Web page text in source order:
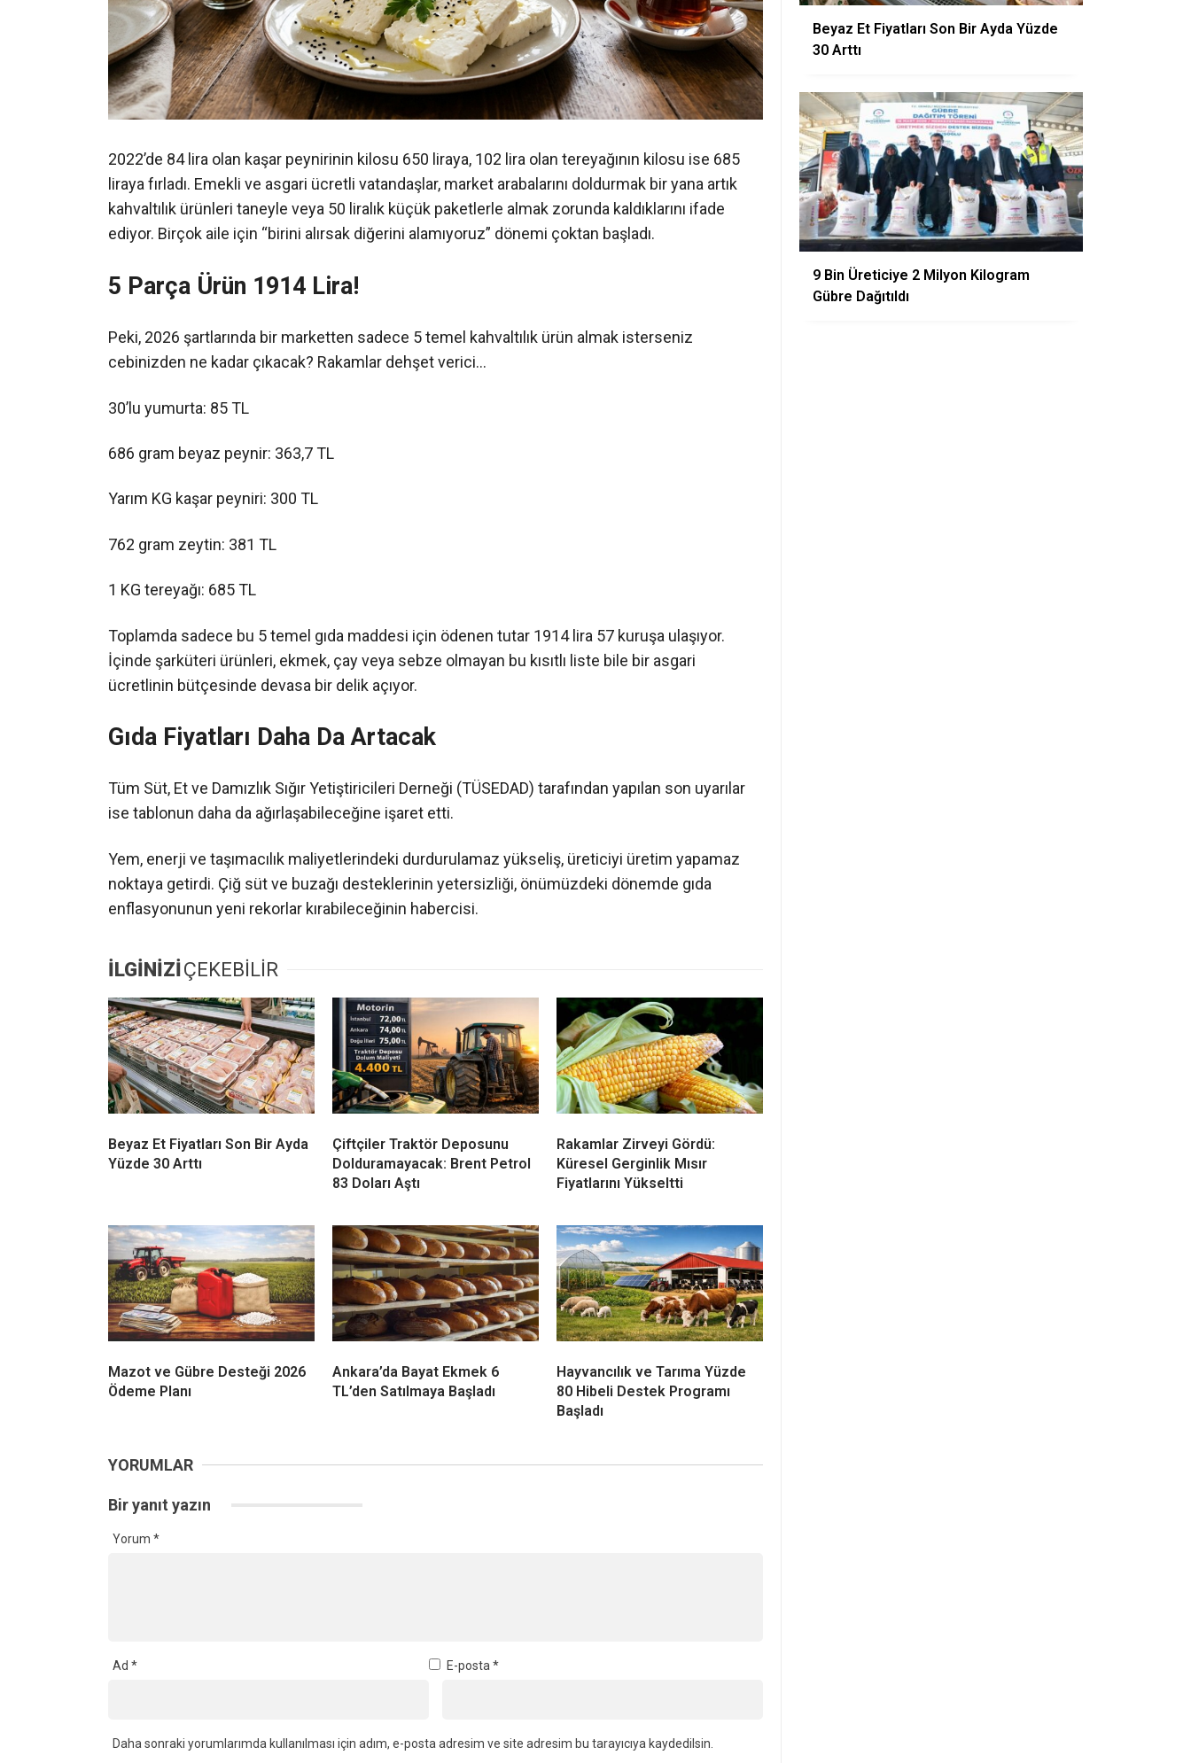
2022’de 84 lira olan kaşar peynirinin kilosu 650 liraya, 102 lira olan tereyağının kilosu ise 685
liraya fırladı. Emekli ve asgari ücretli vatandaşlar, market arabalarını doldurmak bir yana artık
kahvaltılık ürünleri taneyle veya 50 liralık küçük paketlerle almak zorunda kaldıklarını ifade
ediyor. Birçok aile için “birini alırsak diğerini alamıyoruz” dönemi çoktan başladı.
5 Parça Ürün 1914 Lira!
Peki, 2026 şartlarında bir marketten sadece 5 temel kahvaltılık ürün almak isterseniz
cebinizden ne kadar çıkacak? Rakamlar dehşet verici…
30’lu yumurta: 85 TL
686 gram beyaz peynir: 363,7 TL
Yarım KG kaşar peyniri: 300 TL
762 gram zeytin: 381 TL
1 KG tereyağı: 685 TL
Toplamda sadece bu 5 temel gıda maddesi için ödenen tutar 1914 lira 57 kuruşa ulaşıyor.
İçinde şarküteri ürünleri, ekmek, çay veya sebze olmayan bu kısıtlı liste bile bir asgari
ücretlinin bütçesinde devasa bir delik açıyor.
Gıda Fiyatları Daha Da Artacak
Tüm Süt, Et ve Damızlık Sığır Yetiştiricileri Derneği (TÜSEDAD) tarafından yapılan son uyarılar
ise tablonun daha da ağırlaşabileceğine işaret etti.
Yem, enerji ve taşımacılık maliyetlerindeki durdurulamaz yükseliş, üreticiyi üretim yapamaz
noktaya getirdi. Çiğ süt ve buzağı desteklerinin yetersizliği, önümüzdeki dönemde gıda
enflasyonunun yeni rekorlar kırabileceğinin habercisi.
İLGİNİZİÇEKEBİLİR
Beyaz Et Fiyatları Son Bir Ayda
Yüzde 30 Arttı
Çiftçiler Traktör Deposunu
Dolduramayacak: Brent Petrol
83 Doları Aştı
Rakamlar Zirveyi Gördü:
Küresel Gerginlik Mısır
Fiyatlarını Yükseltti
Mazot ve Gübre Desteği 2026
Ödeme Planı
Ankara’da Bayat Ekmek 6
TL’den Satılmaya Başladı
Hayvancılık ve Tarıma Yüzde
80 Hibeli Destek Programı
Başladı
YORUMLAR
Bir yanıt yazın
Yorum *
Ad * E-posta *
Daha sonraki yorumlarımda kullanılması için adım, e-posta adresim ve site adresim bu tarayıcıya kaydedilsin.
Beyaz Et Fiyatları Son Bir Ayda Yüzde
30 Arttı
9 Bin Üreticiye 2 Milyon Kilogram
Gübre Dağıtıldı